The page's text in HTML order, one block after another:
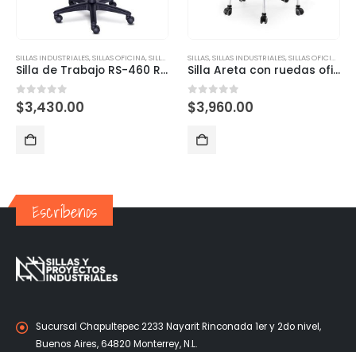
SILLAS INDUSTRIALES,SILLAS OFICINA,SILLAS OPERATIVAS
Silla de Trabajo RS-460 Requiez
0 out of 5
$3,430.00
SILLAS,SILLAS INDUSTRIALES,SILLAS OFICINA
Silla Areta con ruedas oficina y almacén
0 out of 5
$3,960.00
Escríbenos
Sucursal Chapultepec 2233 Nayarit Rinconada 1er y 2do nivel,
Buenos Aires, 64820 Monterrey, N.L.